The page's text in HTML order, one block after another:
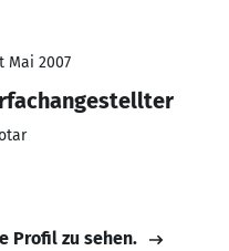
Mai 2007
Profil zu sehen.